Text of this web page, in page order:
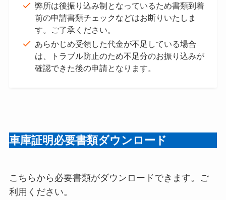
弊所は後振り込み制となっているため書類到着
前の申請書類チェックなどはお断りいたしま
す。ご了承ください。
あらかじめ受領した代金が不足している場合
は、トラブル防止のため不足分のお振り込みが
確認できた後の申請となります。
車庫証明必要書類ダウンロード
こちらから必要書類がダウンロードできます。ご
利用ください。